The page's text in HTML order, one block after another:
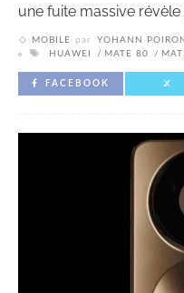
une fuite massive
MOBILE par YOHANN POIRON
HUAWEI
MATE 80
FACEBOOK